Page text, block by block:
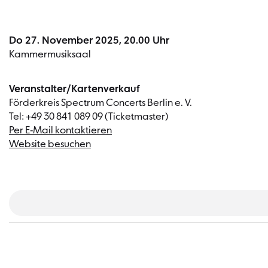
Do 27. November 2025, 20.00 Uhr
Kammermusiksaal
Veranstalter/Kartenverkauf
Förderkreis Spectrum Concerts Berlin e. V.
Tel: +49 30 841 089 09 (Ticketmaster)
Per E-Mail kontaktieren
Website besuchen